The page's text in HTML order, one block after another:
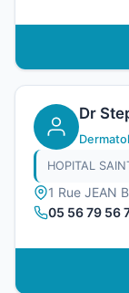
Dr
HOPITAL
1 Rue JEAN
05 56 79 56